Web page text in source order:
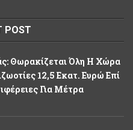
POST
Θωρακίζεται Όλη Η Χώρα
12,5 Εκατ. Ευρώ Επί
Για Μέτρα